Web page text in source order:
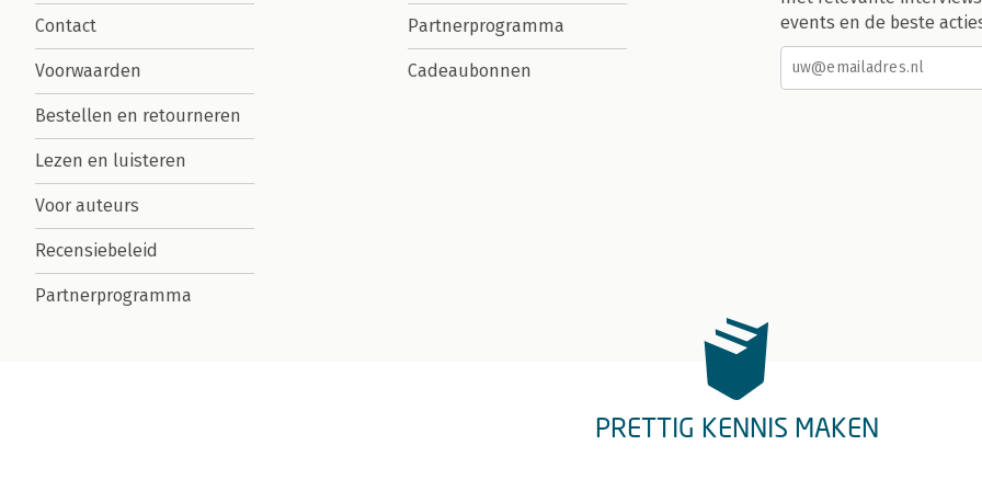
Contact
Voorwaarden
Bestellen en retourneren
Lezen en luisteren
Voor auteurs
Recensiebeleid
Partnerprogramma
Partnerprogramma
Cadeaubonnen
events en de beste
PRETTIG KENNIS MAKEN